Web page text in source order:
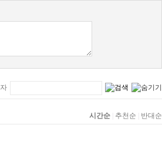
시간순 추천순 반대순